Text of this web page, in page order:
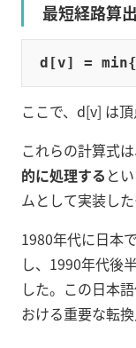
最短経路算
ここで、d[v] は
これらの計算式は
的に処理する と
ムとして実装した
1980年代に日本
し、1990年代後
した。この日本
おける重要な転換